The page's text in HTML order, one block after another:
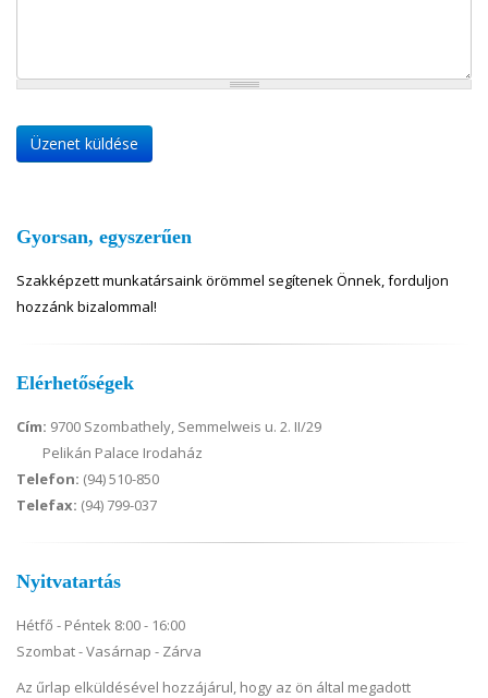
Gyorsan, egyszerűen
Szakképzett munkatársaink örömmel segítenek Önnek,forduljon
hozzánk bizalommal!
Elérhetőségek
Cím: 9700 Szombathely, Semmelweis u. 2. II/29
Pelikán Palace Irodaház
Telefon: (94) 510-850
Telefax: (94) 799-037
Nyitvatartás
Hétfő - Péntek 8:00 - 16:00
Szombat - Vasárnap - Zárva
Az űrlap elküldésével hozzájárul, hogy az ön által megadott